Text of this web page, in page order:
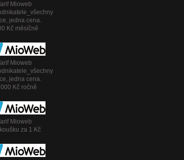
Mioweb
jedna cena.
Kč měsíčně
Mioweb
jedna cena.
Kč ročně
Mioweb
za 1 Kč